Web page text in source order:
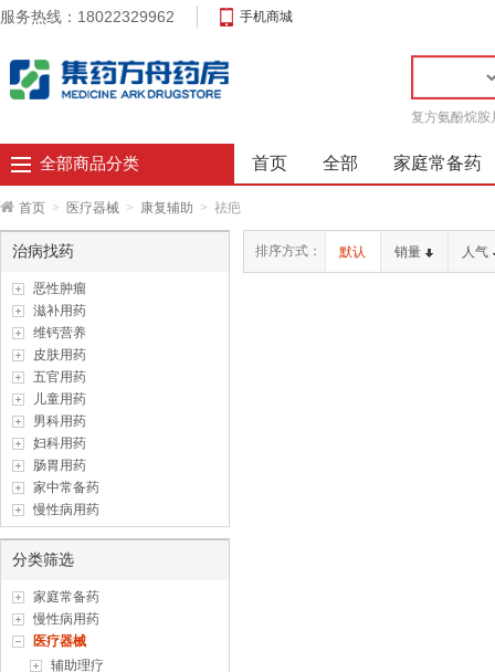
服务热线：18022329962 手机商城
复方氨酚烷胺
全部商品分类 首页 全部 家庭常备药
首页 > 医疗器械 > 康复辅助 > 祛疤
治病找药
恶性肿瘤
滋补用药
维钙营养
皮肤用药
五官用药
儿童用药
男科用药
妇科用药
肠胃用药
家中常备药
慢性病用药
分类筛选
家庭常备药
慢性病用药
医疗器械
辅助理疗
排序方式： 默认 销量 人气